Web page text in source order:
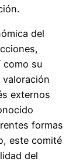
del
como su
externos
formas
este comité
del